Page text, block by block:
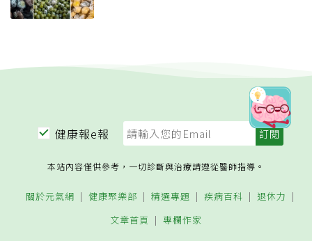
健康報e報
本站內容僅供參考，一切診斷與治療請遵從醫師指導。
關於元氣網 健康聚樂部 精選專題 疾病百科
退休力
文章首頁
專欄作家